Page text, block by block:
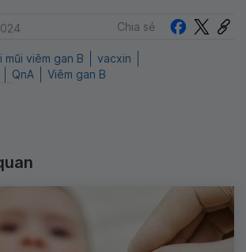
Chia sẻ
mũi viêm gan B
vacxin
QnA Viêm gan B